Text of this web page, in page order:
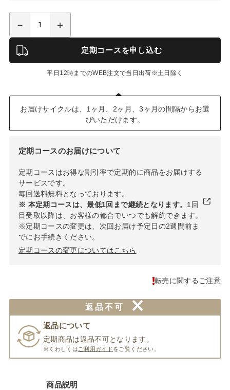
定期コースを申し込む
平日12時までのWEB注文で当日出荷※土日除く
お届けサイクルは、1ヶ月、2ヶ月、3ヶ月の間隔からお選
びいただけます。
定期コースのお届けについて
定期コースはお得な割引率で定期的に商品をお届けする
サービスです。
毎回送料無料となっております。
※ 本定期コースは、最低1回まで継続となります。 1回
目受取以降は、お客様の都合でいつでも解約できます。
※定期コースの変更は、次回お届け予定日の2週間前ま
でにお手続きください。
定期コースの変更についてはこちら
転売に関するご注意
返品不可
返品について
定期商品は返品不可となります。
※くわしくは ご利用ガイドをご覧ください。
商品説明